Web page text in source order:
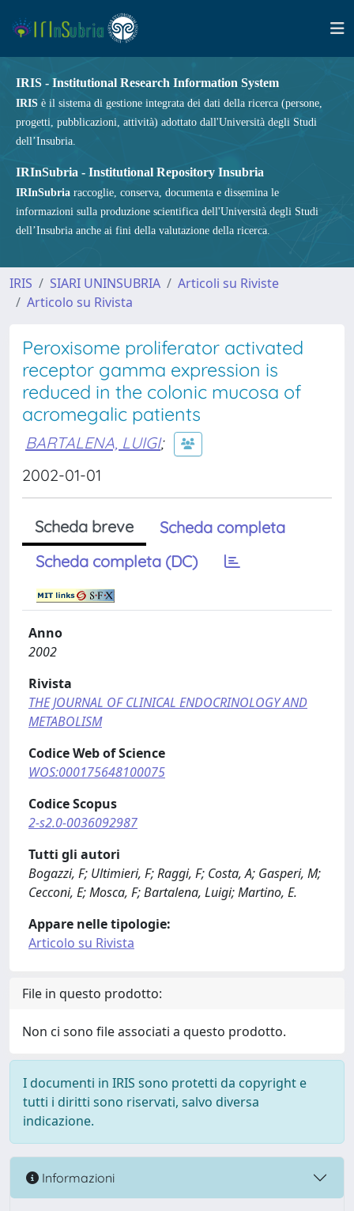
IRIS - Institutional Research Information System
IRIS è il sistema di gestione integrata dei dati della ricerca (persone,
progetti, pubblicazioni, attività) adottato dall'Università degli Studi
dell’Insubria.
IRInSubria - Institutional Repository Insubria
IRInSubria raccoglie, conserva, documenta e dissemina le
informazioni sulla produzione scientifica dell'Università degli Studi
dell’Insubria anche ai fini della valutazione della ricerca.
IRIS SIARI UNINSUBRIA
Articoli su Riviste
Articolo su Rivista
Peroxisome proliferator activated
receptor gamma expression is
reduced in the colonic mucosa of
acromegalic patients
BARTALENA, LUIGI;
2002-01-01
Scheda breve
Scheda completa
Scheda completa (DC)
Anno
2002
Rivista
THE JOURNAL OF CLINICAL ENDOCRINOLOGY AND
METABOLISM
Codice Web of Science
WOS:000175648100075
Codice Scopus
2-s2.0-0036092987
Tutti gli autori
Bogazzi, F; Ultimieri, F; Raggi, F; Costa, A; Gasperi, M;
Cecconi, E; Mosca, F; Bartalena, Luigi; Martino, E.
Appare nelle tipologie:
Articolo su Rivista
File in questo prodotto:
Non ci sono file associati a questo prodotto.
I documenti in IRIS sono protetti da copyright e
tutti i diritti sono riservati, salvo diversa
indicazione.
Informazioni